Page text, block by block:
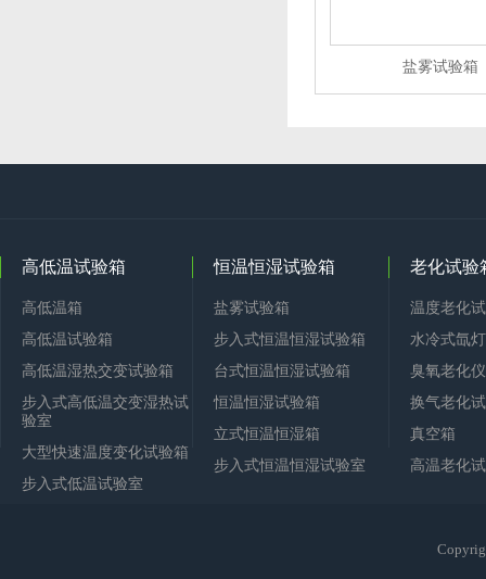
盐雾试验箱
高低温试验箱
高低温箱
高低温试验箱
高低温湿热交变试验箱
步入式高低温交变湿热试
验室
大型快速温度变化试验箱
步入式低温试验室
恒温恒湿试验箱
盐雾试验箱
步入式恒温恒湿试验箱
台式恒温恒湿试验箱
恒温恒湿试验箱
立式恒温恒湿箱
步入式恒温恒湿试验室
老化试验
温度老化
水冷式氙
臭氧老化仪
换气老化
真空箱
高温老化